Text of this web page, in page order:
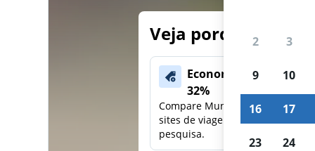
Veja porque
Economize mais de
32%
Compare Mundi com outros
sites de viagens em uma única
pesquisa.
2 3
9 10
16 17
23 24